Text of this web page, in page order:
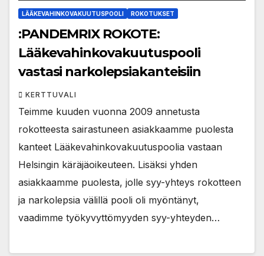
LÄÄKEVAHINKOVAKUUTUSPOOLI ROKOTUKSET
:PANDEMRIX ROKOTE:
Lääkevahinkovakuutuspooli
vastasi narkolepsiakanteisiin
KERTTUVALI
Teimme kuuden vuonna 2009 annetusta
rokotteesta sairastuneen asiakkaamme puolesta
kanteet Lääkevahinkovakuutuspoolia vastaan
Helsingin käräjäoikeuteen. Lisäksi yhden
asiakkaamme puolesta, jolle syy-yhteys rokotteen
ja narkolepsia välillä pooli oli myöntänyt,
vaadimme työkyvyttömyyden syy-yhteyden…